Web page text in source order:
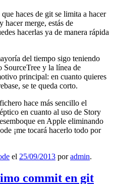
haces de git se limita a hacer
hacer merge, estás de
hacerlas ya de manera rápida
del tiempo sigo teniendo
SourceTree y la línea de
principal: en cuanto quieres
se te queda corto.
hace más sencillo el
en cuanto al uso de Story
en Apple eliminando
¡me tocará hacerlo todo por
el 25/09/2013 poradmin.
commit en git